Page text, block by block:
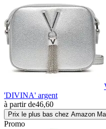
'DIVINA' argent
à partir de46,60
Prix le plus bas chez Amazon
Promo